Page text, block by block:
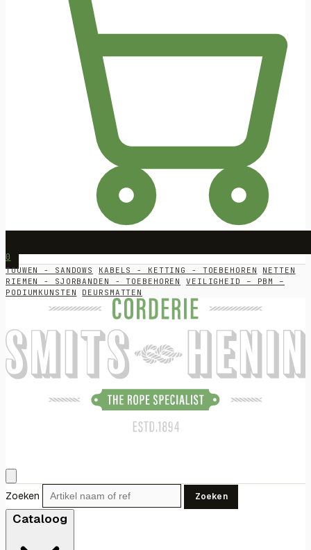
0
TOUWEN - SANDOWS KABELS - KETTING - TOEBEHOREN
NETTEN
RIEMEN - SJORBANDEN - TOEBEHOREN
VEILIGHEID – PBM –
PODIUMKUNSTEN
DEURSMATTEN
Zoeken Zoeken
Cataloog